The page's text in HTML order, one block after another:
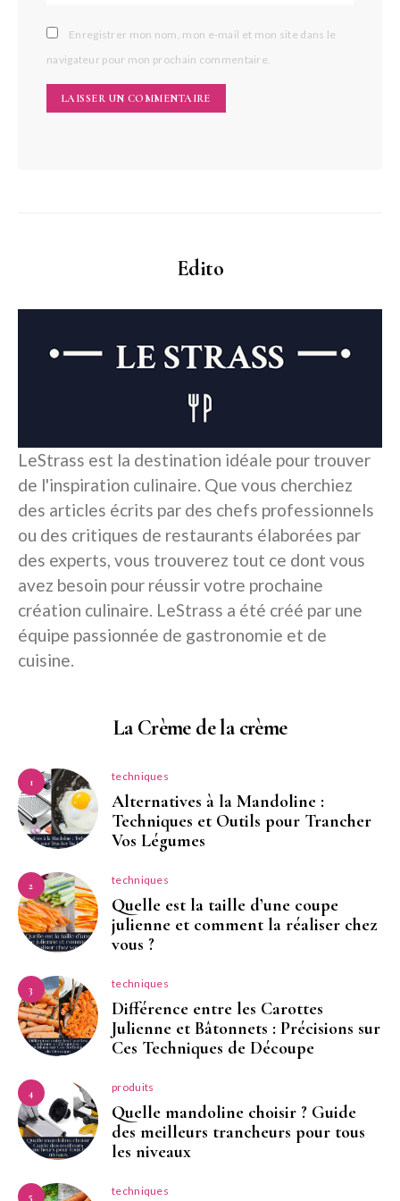
Enregistrer mon nom, mon e-mail et mon site dans le
navigateur pour mon prochain commentaire.
Edito
LeStrass est la destination idéale pour trouver
de l'inspiration culinaire. Que vous cherchiez
des articles écrits par des chefs professionnels
ou des critiques de restaurants élaborées par
des experts, vous trouverez tout ce dont vous
avez besoin pour réussir votre prochaine
création culinaire. LeStrass a été créé par une
équipe passionnée de gastronomie et de
cuisine.
La Crème de la crème
1 techniques
Alternatives à la Mandoline :
Techniques et Outils pour Trancher
Vos Légumes
2 techniques
Quelle est la taille d’une coupe
julienne et comment la réaliser chez
vous ?
3 techniques
Différence entre les Carottes
Julienne et Bâtonnets : Précisions sur
Ces Techniques de Découpe
4 produits
Quelle mandoline choisir ? Guide
des meilleurs trancheurs pour tous
les niveaux
5 techniques